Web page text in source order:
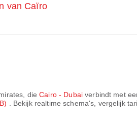
van Caïro
, dieCairo - Dubaiverbindt met
. Bekijk realtime schema's, vergelijk